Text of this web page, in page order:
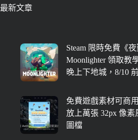
最新文章
Steam 限時免費《夜
Moonlighter 領取教
晚上下地城，8/10
免費遊戲素材可商
放上萬張 32px 像
圖檔